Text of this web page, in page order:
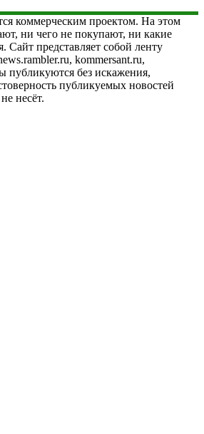
коммерческим проектом. На этом
ни чего не покупают, ни какие
Сайт представляет собой ленту
kommersant.ru,
публикуются без искажения,
публикуемых новостей
несёт.